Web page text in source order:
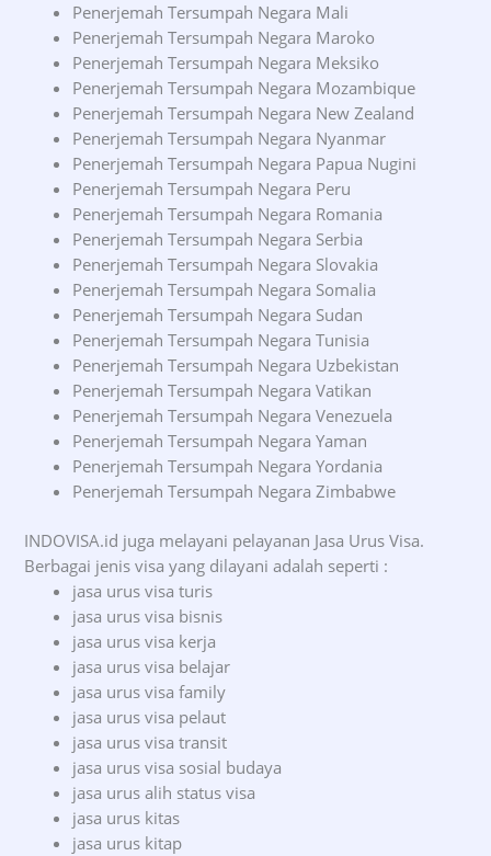
Penerjemah Tersumpah Negara Mali
Penerjemah Tersumpah Negara Maroko
Penerjemah Tersumpah Negara Meksiko
Penerjemah Tersumpah Negara Mozambique
Penerjemah Tersumpah Negara New Zealand
Penerjemah Tersumpah Negara Nyanmar
Penerjemah Tersumpah Negara Papua Nugini
Penerjemah Tersumpah Negara Peru
Penerjemah Tersumpah Negara Romania
Penerjemah Tersumpah Negara Serbia
Penerjemah Tersumpah Negara Slovakia
Penerjemah Tersumpah Negara Somalia
Penerjemah Tersumpah Negara Sudan
Penerjemah Tersumpah Negara Tunisia
Penerjemah Tersumpah Negara Uzbekistan
Penerjemah Tersumpah Negara Vatikan
Penerjemah Tersumpah Negara Venezuela
Penerjemah Tersumpah Negara Yaman
Penerjemah Tersumpah Negara Yordania
Penerjemah Tersumpah Negara Zimbabwe
INDOVISA.id juga melayani pelayanan Jasa Urus Visa.
Berbagai jenis visa yang dilayani adalah seperti :
jasa urus visa turis
jasa urus visa bisnis
jasa urus visa kerja
jasa urus visa belajar
jasa urus visa family
jasa urus visa pelaut
jasa urus visa transit
jasa urus visa sosial budaya
jasa urus alih status visa
jasa urus kitas
jasa urus kitap